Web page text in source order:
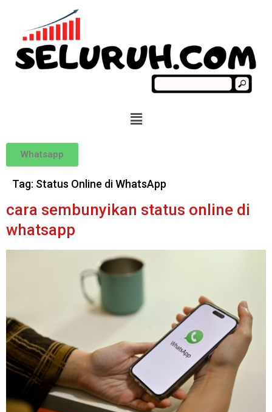
Whatsapp
Tag: Status Online di WhatsApp
cara sembunyikan status online di
whatsapp